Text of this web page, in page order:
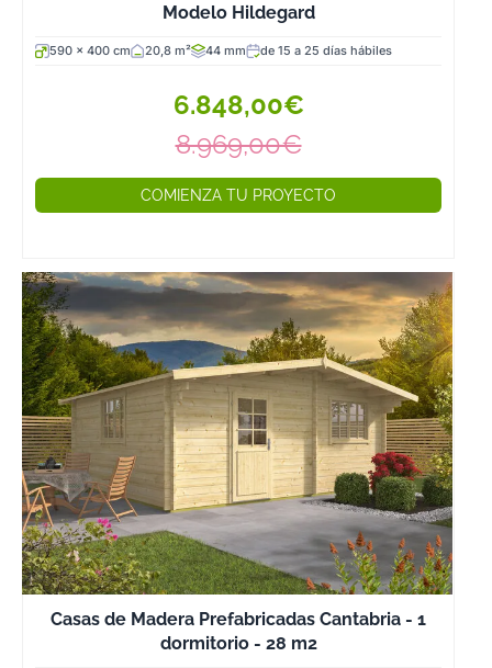
(pese a que la
mucha mano
obra que es lo
resultado final.
Esta economía
las acompaña
durante toda su
vida puesto
la madera es un
material muy
aislante de
ruidos y de frío
calor, lo que
hace que en el
interior de estas
cabañas de
madera de 20
Modelo Hildegard
590 x 400 cm 20,8 m² 44 mm de 15 a 25 días hábiles
6.848,00€
8.969,00€
COMIENZA TU PROYECTO
Casas de Madera Prefabricadas Cantabria - 1
dormitorio - 28 m2